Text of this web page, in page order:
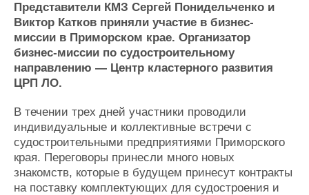
Судостроение
Пульс
Новости
Репутация
Крюинг
Журнал
Реклама
Торговая площадка
Доска объявлений
Продажа флота
Оборудование
Изделия
Услуги
Конференции
Флот
Представители КМЗ Сергей Понидельченко и
Виктор Катков приняли участие в бизнес-
миссии в Приморском крае. Организатор
бизнес-миссии по судостроительному
направлению — Центр кластерного развития
ЦРП ЛО.
В течении трех дней участники проводили
индивидуальные и коллективные встречи с
судостроительными предприятиями Приморского
края. Переговоры принесли много новых
знакомств, которые в будущем принесут контракты
на поставку комплектующих для судостроения и